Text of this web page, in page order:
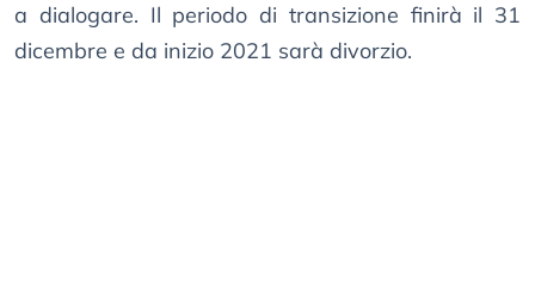
a dialogare. Il periodo di transizione finirà il 31
dicembre e da inizio 2021 sarà divorzio.